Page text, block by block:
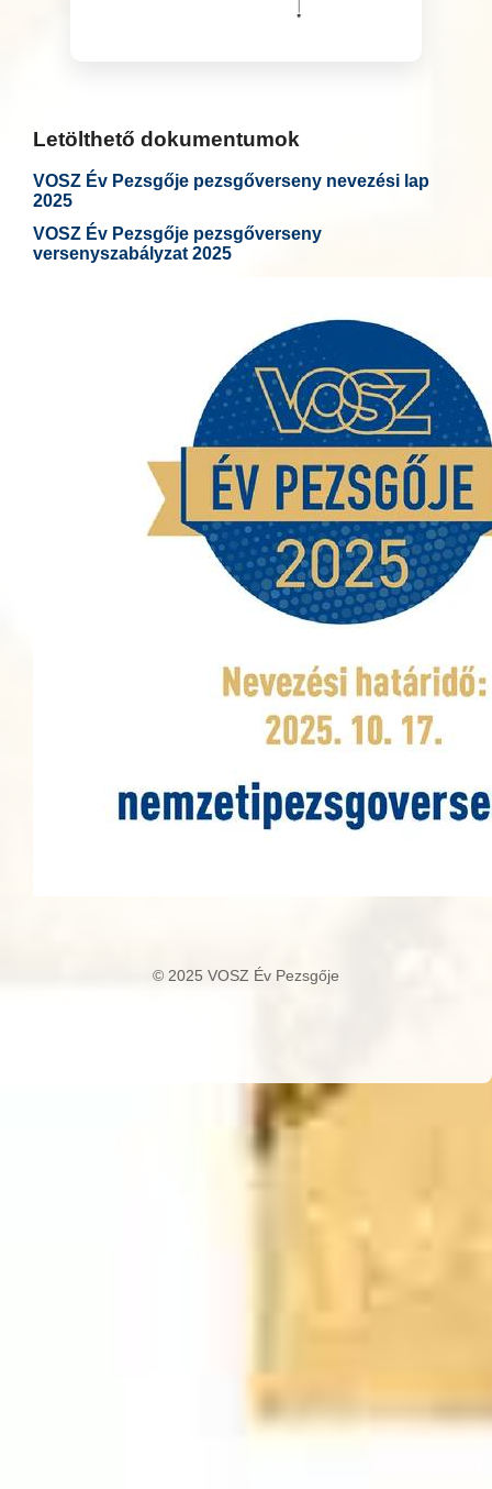
Letölthető dokumentumok
VOSZ Év Pezsgője pezsgőverseny nevezési lap
2025
VOSZ Év Pezsgője pezsgőverseny
versenyszabályzat 2025
© 2025 VOSZ Év Pezsgője